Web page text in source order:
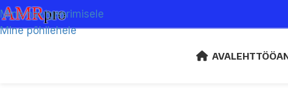
Mine navigeerimisele
Mine põhilehele
AVALEHT